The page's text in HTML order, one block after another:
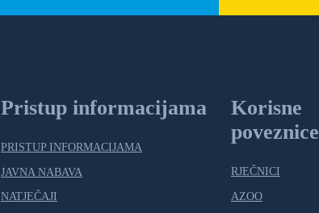
Pristup informacijama
PRISTUP INFORMACIJAMA
JAVNA NABAVA
NATJEČAJI
Korisne
poveznice
RJEČNICI
AZOO